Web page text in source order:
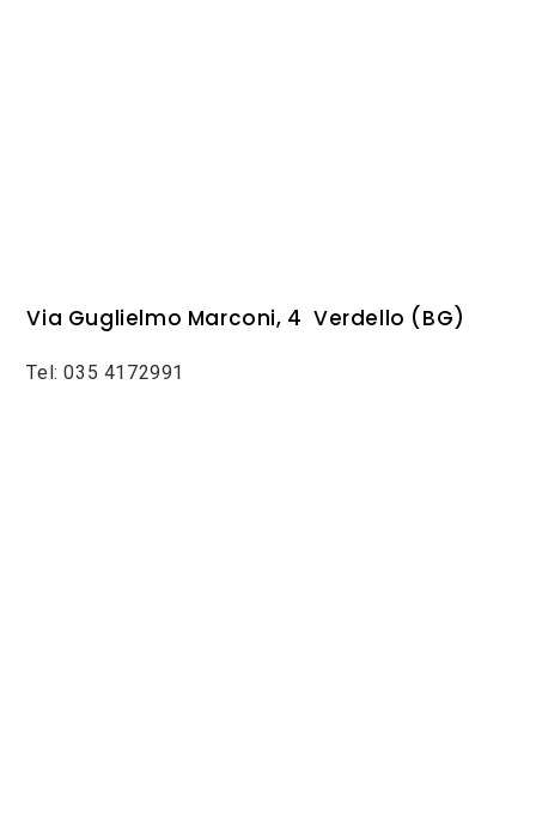
Via Guglielmo Marconi, 4 Verdello (BG)
Tel: 035 4172991